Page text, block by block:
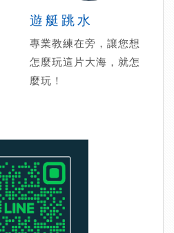
遊艇跳水
專業教練在旁，讓您想
怎麼玩這片大海，就怎
麼玩！